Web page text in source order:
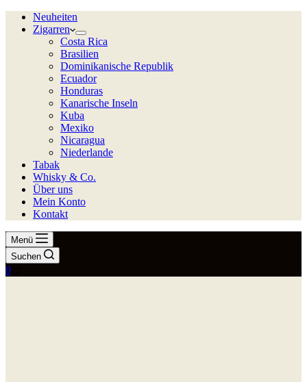
Neuheiten
Zigarren
Costa Rica
Brasilien
Dominikanische Republik
Ecuador
Honduras
Kanarische Inseln
Kuba
Mexiko
Nicaragua
Niederlande
Tabak
Whisky & Co.
Über uns
Mein Konto
Kontakt
Menü
Suchen
Warenkorb
0